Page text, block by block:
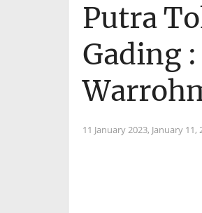
Putra
Gading
11 January 2023, January 11,